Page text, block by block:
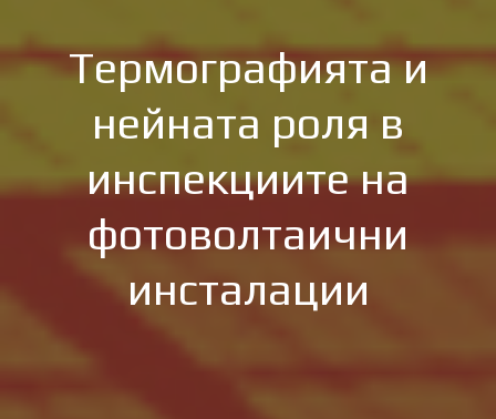
Термографията и
нейната роля в
инспекциите на
фотоволтаични
инсталации